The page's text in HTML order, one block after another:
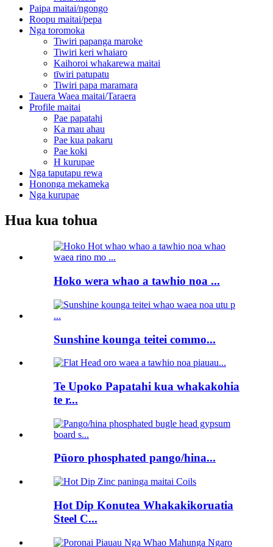
Paipa maitai/ngongo
Roopu maitai/pepa
Nga toromoka
Tiwiri papanga maroke
Tiwiri keri whaiaro
Kaihoroi whakarewa maitai
tīwiri patupatu
Tiwiri papa maramara
Tauera Waea maitai/Taraera
Profile maitai
Pae papatahi
Ka mau ahau
Pae kua pakaru
Pae koki
H kurupae
Nga taputapu rewa
Hononga mekameka
Nga kurupae
Hua kua tohua
Hoko wera whao a tawhio noa ...
Sunshine kounga teitei commo...
Te Upoko Papatahi kua whakakohia
te r...
Pūoro phosphated pango/hina...
Hot Dip Konutea Whakakikoruatia
Steel C...